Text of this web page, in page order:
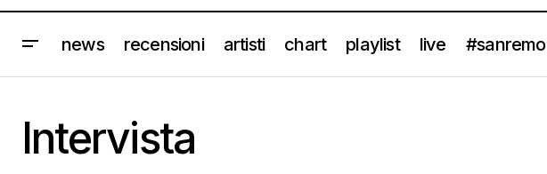
news recensioni artisti chart playlist live #sanremo
Intervista